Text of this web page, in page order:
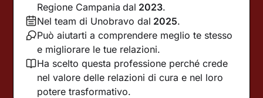
Regione Campania dal 2023.
Nel team di Unobravo dal 2025.
Può aiutarti a comprendere meglio te stesso
e migliorare le tue relazioni.
Ha scelto questa professione perché crede
nel valore delle relazioni di cura e nel loro
potere trasformativo.